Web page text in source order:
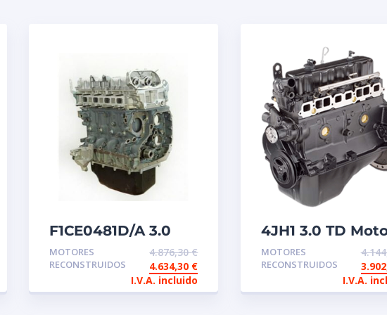
F1CE0481D/A 3.0
MOTOR DE
INTERCAMBIO
MOTORES
RECONSTRUIDOS
4.876,30€
4.634,30 €
I.V.A. incluido
4JH1 3.0 TD
reconstruido de
intercambio
MOTORES
RECONSTRUIDOS
I.V.A.